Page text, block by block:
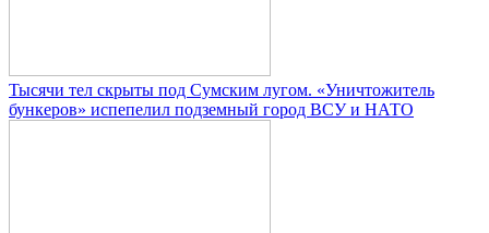
Тысячи тел скрыты под Сумским лугом. «Уничтожитель
бункеров» испепелил подземный город ВСУ и НАТО